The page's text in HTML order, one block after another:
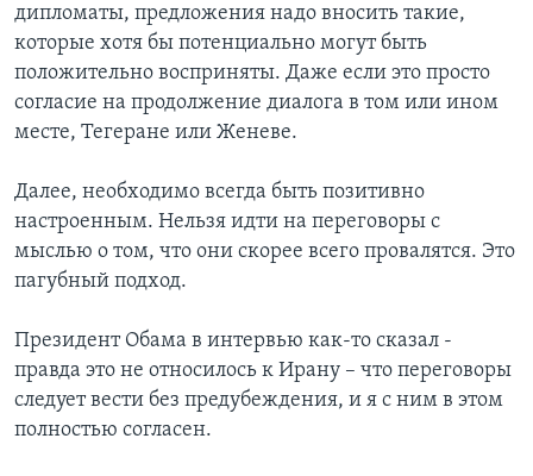
дипломаты, предложения надо вносить такие,
которые хотя бы потенциально могут быть
положительно восприняты. Даже если это просто
согласие на продолжение диалога в том или ином
месте, Тегеране или Женеве.
Далее, необходимо всегда быть позитивно
настроенным. Нельзя идти на переговоры с
мыслью о том, что они скорее всего провалятся. Это
пагубный подход.
Президент Обама в интервью как-то сказал -
правда это не относилось к Ирану – что переговоры
следует вести без предубеждения, и я с ним в этом
полностью согласен.